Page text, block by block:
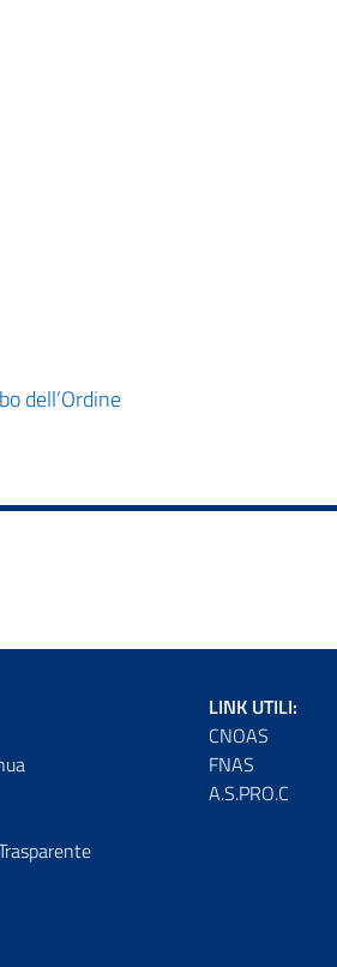
dell’Ordine
LINK UTILI:
CNOAS
FNAS
A.S.PRO.C